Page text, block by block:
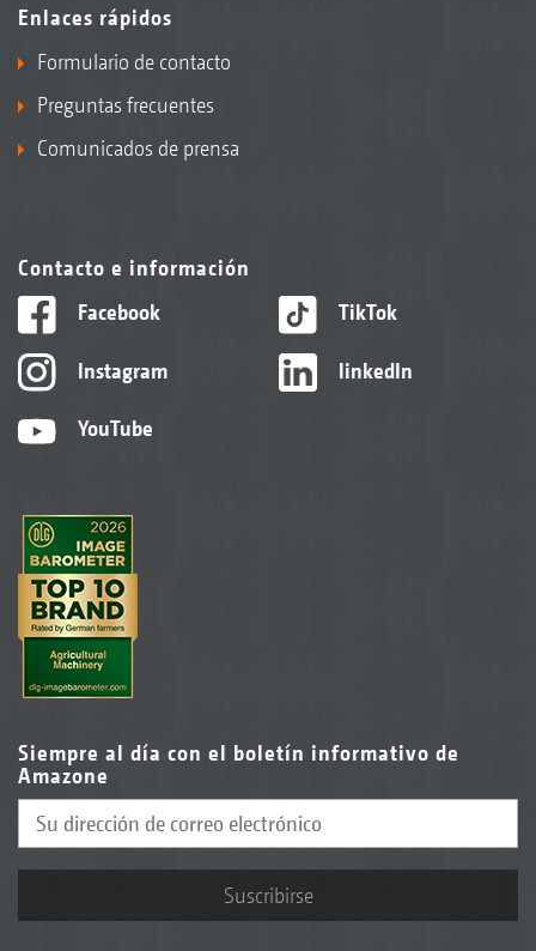
Enlaces rápidos
Formulario de contacto
Preguntas frecuentes
Comunicados de prensa
Contacto e información
Facebook
Instagram
YouTube
TikTok
linkedIn
Siempre al día con el boletín informativo de
Amazone
Suscribirse